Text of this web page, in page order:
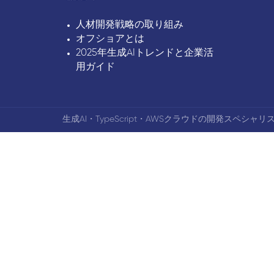
人材開発戦略の取り組み
オフショアとは
2025年生成AIトレンドと企業活
用ガイド
生成AI・TypeScript・AWSクラウドの開発スペシャリ